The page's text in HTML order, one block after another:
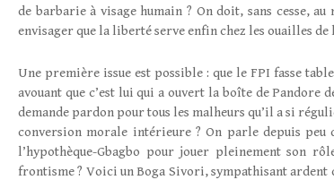
de barbarie à visage humain ? On doit, sans cesse,
envisager que la liberté serve enfin chez les ouailles
Une première issue est possible : que le FPI fasse
avouant que c’est lui qui a ouvert la boîte de
demande pardon pour tous les malheurs qu’il a si
conversion morale intérieure ? On parle depuis peu
l’hypothèque-Gbagbo pour jouer pleinement son
frontisme ? Voici un Boga Sivori, sympathisant ardent